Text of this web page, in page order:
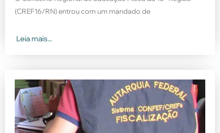
(CREF16/RN) entrou com um mandado de
Leia mais...